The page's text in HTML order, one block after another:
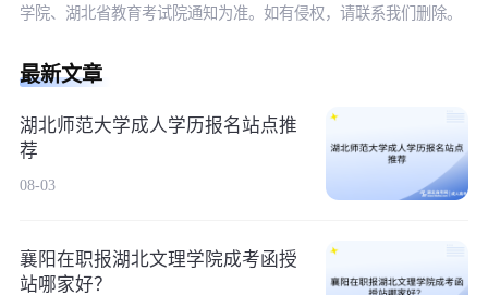
学院、湖北省教育考试院通知为准。如有侵权，请联系我们删除。
最新文章
湖北师范大学成人学历报名站点推
荐
08-03
襄阳在职报湖北文理学院成考函授
站哪家好？